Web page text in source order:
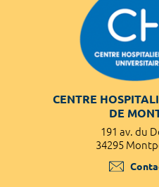
CENTRE
DE
191 av. du
34295